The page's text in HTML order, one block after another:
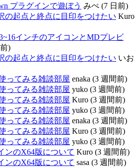
プラグインで遊ぼう みぺ (7 日前)
の起点と終点に目印をつけたい Kuro
インチのアイコンとMDプレビ
)
の起点と終点に目印をつけたい いお
ってみる雑談部屋 enaka (3 週間前)
ってみる雑談部屋 yuko (3 週間前)
ってみる雑談部屋 Kuro (3 週間前)
ってみる雑談部屋 yuko (3 週間前)
ってみる雑談部屋 enaka (3 週間前)
ってみる雑談部屋 Kuro (3 週間前)
ってみる雑談部屋 yuko (3 週間前)
ンのX64版について Kuro (3 週間前)
ンのX64版について sasa (3 週間前)